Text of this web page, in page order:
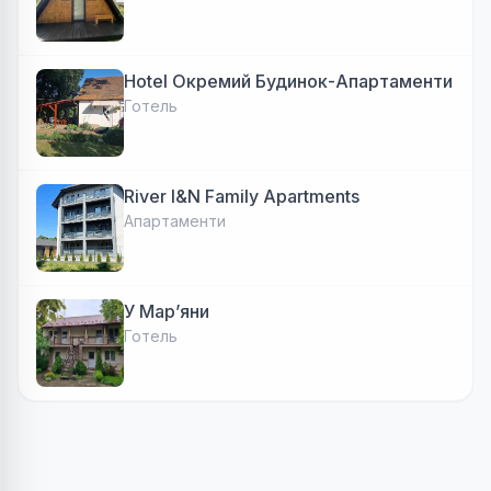
Hotel Окремий Будинок-Апартаменти
Готель
River I&N Family Apartments
Апартаменти
У Марʼяни
Готель